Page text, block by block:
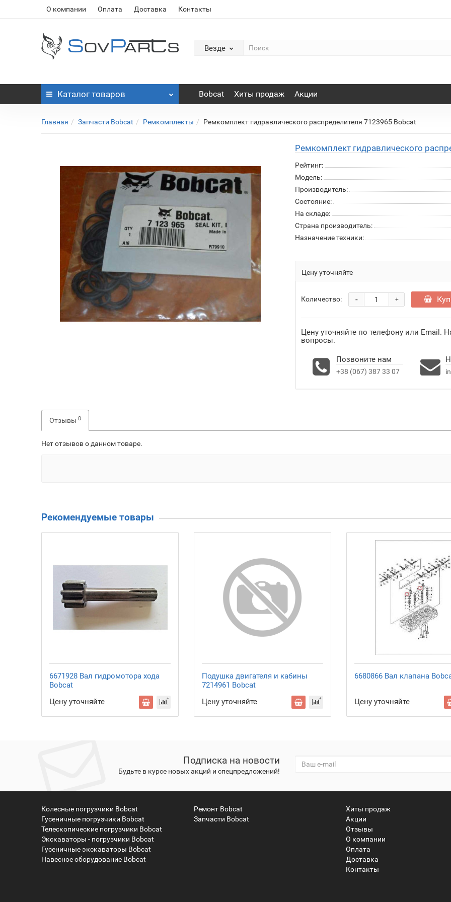
О компании Оплата Доставка Контакты
Везде
Каталог товаров Bobcat Хиты продаж Акции
Главная Запчасти Bobcat Ремкомплекты Ремкомплект гидравлического распределителя 7123965 Bobcat
Ремкомплект гидравлического
Рейтинг:
Модель:
Производитель:
Состояние:
На складе:
Страна производитель:
Назначение техники:
Цену уточняйте
Количество: +
-
Цену уточняйте по телефону или Email.
вопросы.
Позвоните нам
+38 (067) 387 33 07
Отзывы0
Нет отзывов о данном товаре.
Рекомендуемые товары
6671928 Вал гидромотора хода
Bobcat
Цену уточняйте
Подушка двигателя и кабины
7214961 Bobcat
Цену уточняйте
6680866 Вал клапана
Цену уточняйте
Подписка на новости
Будьте в курсе новых акций и спецпредложений!
Колесные погрузчики Bobcat
Гусеничные погрузчики Bobcat
Телескопические погрузчики Bobcat
Экскаваторы - погрузчики Bobcat
Гусеничные экскаваторы Bobcat
Навесное оборудование Bobcat
Ремонт Bobcat
Запчасти Bobcat
Хиты продаж
Акции
Отзывы
О компании
Оплата
Доставка
Контакты